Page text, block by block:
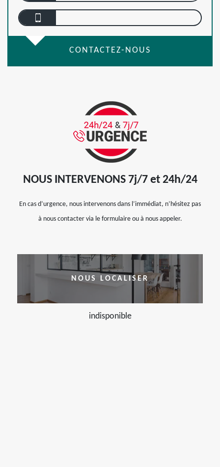
CONTACTEZ-NOUS
NOUS INTERVENONS 7j/7 et 24h/24
En cas d’urgence, nous intervenons dans l’immédiat, n’hésitez pas
à nous contacter via le formulaire ou à nous appeler.
NOUS LOCALISER
indisponible